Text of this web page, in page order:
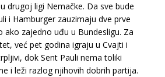
drugoj ligi Nemačke. Da sve bude
i Hamburger zauzimaju dve prve
ako zajedno uđu u Bundesligu. Za
već pet godina igraju u Cvajti i
dok Sent Pauli nema toliki
i leži razlog njihovih dobrih partija.